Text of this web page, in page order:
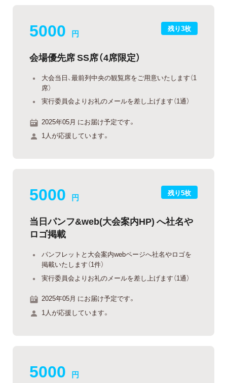
残り3枚
5000 円
会場優先席 SS席（4席限定）
大会当日、最前列中央の観覧席をご用意いたします（1
席）
実行委員会よりお礼のメールを差し上げます（1通）
2025年05月 にお届け予定です。
1人が応援しています。
残り5枚
5000 円
当日パンフ&web(大会案内HP) へ社名や
ロゴ掲載
パンフレットと大会案内webページへ社名やロゴを
掲載いたします（1件）
実行委員会よりお礼のメールを差し上げます（1通）
2025年05月 にお届け予定です。
1人が応援しています。
5000 円